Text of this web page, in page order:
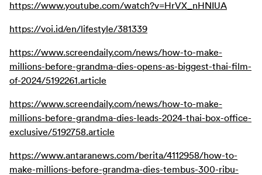
https://www.youtube.com/watch?v=HrVX_nHNIUA
https://voi.id/en/lifestyle/381339
https://www.screendaily.com/news/how-to-make-
millions-before-grandma-dies-opens-as-biggest-thai-film-
of-2024/5192261.article
https://www.screendaily.com/news/how-to-make-
millions-before-grandma-dies-leads-2024-thai-box-office-
exclusive/5192758.article
https://www.antaranews.com/berita/4112958/how-to-
make-millions-before-grandma-dies-tembus-300-ribu-